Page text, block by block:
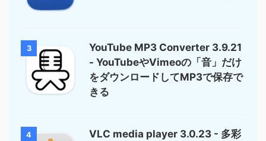
3
YouTube MP3 Converter 3.9.21
- YouTubeやVimeoの「音」だけ
をダウンロードしてMP3で保存で
きる
4
VLC media player 3.0.23 - 多彩